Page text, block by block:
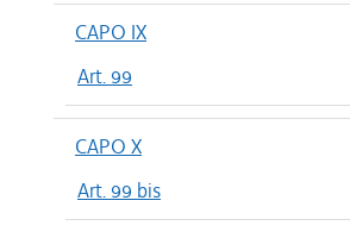
CAPO IX
Art. 99
CAPO X
Art. 99 bis